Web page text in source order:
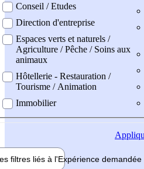
Conseil / Etudes
Direction d'entreprise
Espaces verts et naturels /
Agriculture / Pêche / Soins aux
animaux
Hôtellerie - Restauration /
Tourisme / Animation
Immobilier
filtres liés à l'Expérience demandée